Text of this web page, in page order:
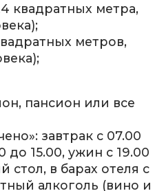
квадратных метра,
метров,
пансион или все
завтрак с 07.00
до 15.00, ужин с 19.00
в барах отеля с
алкоголь (вино и